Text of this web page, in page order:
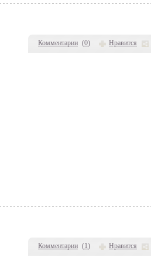
Комментарии (0) Нравится
Комментарии (1) Нравится